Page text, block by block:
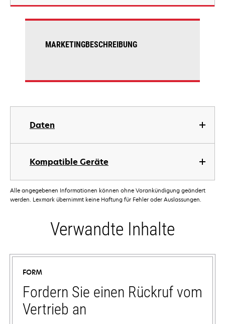
Daten
Kompatible Geräte
MARKETINGBESCHREIBUNG
Alle angegebenen Informationen können ohne Vorankündigung geändert
werden. Lexmark übernimmt keine Haftung für Fehler oder Auslassungen.
Verwandte Inhalte
FORM
Fordern Sie einen Rückruf vom
Vertrieb an